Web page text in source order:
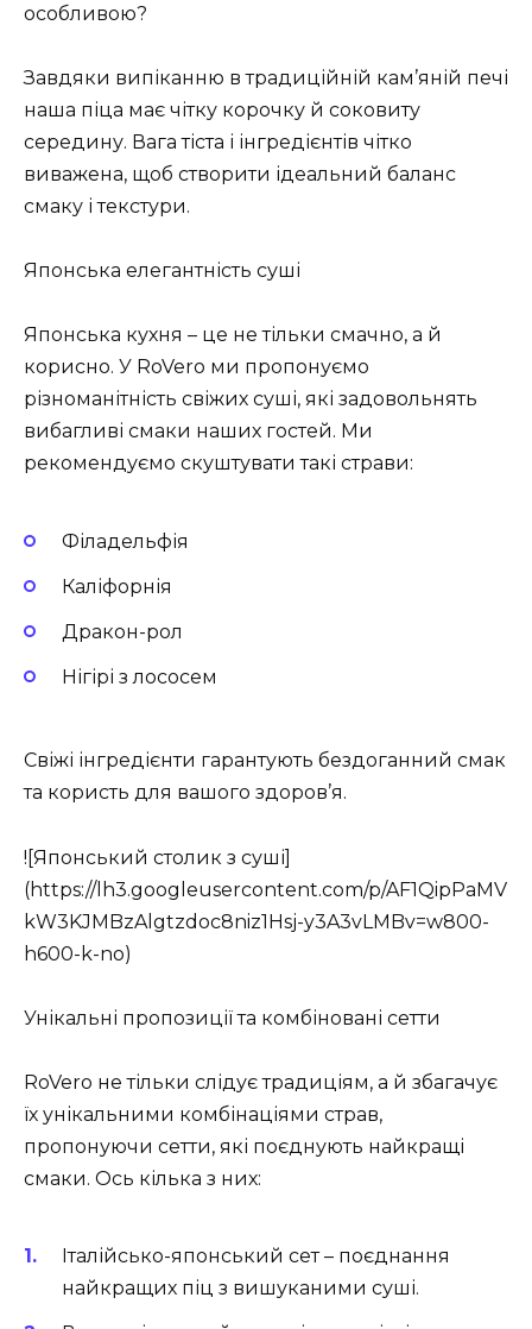
особливою?
Завдяки випіканню в традиційній кам’яній печі
наша піца має чітку корочку й соковиту
середину. Вага тіста і інгредієнтів чітко
виважена, щоб створити ідеальний баланс
смаку і текстури.
Японська елегантність суші
Японська кухня – це не тільки смачно, а й
корисно. У RoVero ми пропонуємо
різноманітність свіжих суші, які задовольнять
вибагливі смаки наших гостей. Ми
рекомендуємо скуштувати такі страви:
Філадельфія
Каліфорнія
Дракон-рол
Нігірі з лососем
Свіжі інгредієнти гарантують бездоганний смак
та користь для вашого здоров’я.
![Японський столик з суші]
(https://lh3.googleusercontent.com/p/AF1QipPaMV
kW3KJMBzAlgtzdoc8niz1Hsj-y3A3vLMBv=w800-
h600-k-no)
Унікальні пропозиції та комбіновані сетти
RoVero не тільки слідує традиціям, а й збагачує
їх унікальними комбінаціями страв,
пропонуючи сетти, які поєднують найкращі
смаки. Ось кілька з них:
Італійсько-японський сет– поєднання
найкращих піц з вишуканими суші.